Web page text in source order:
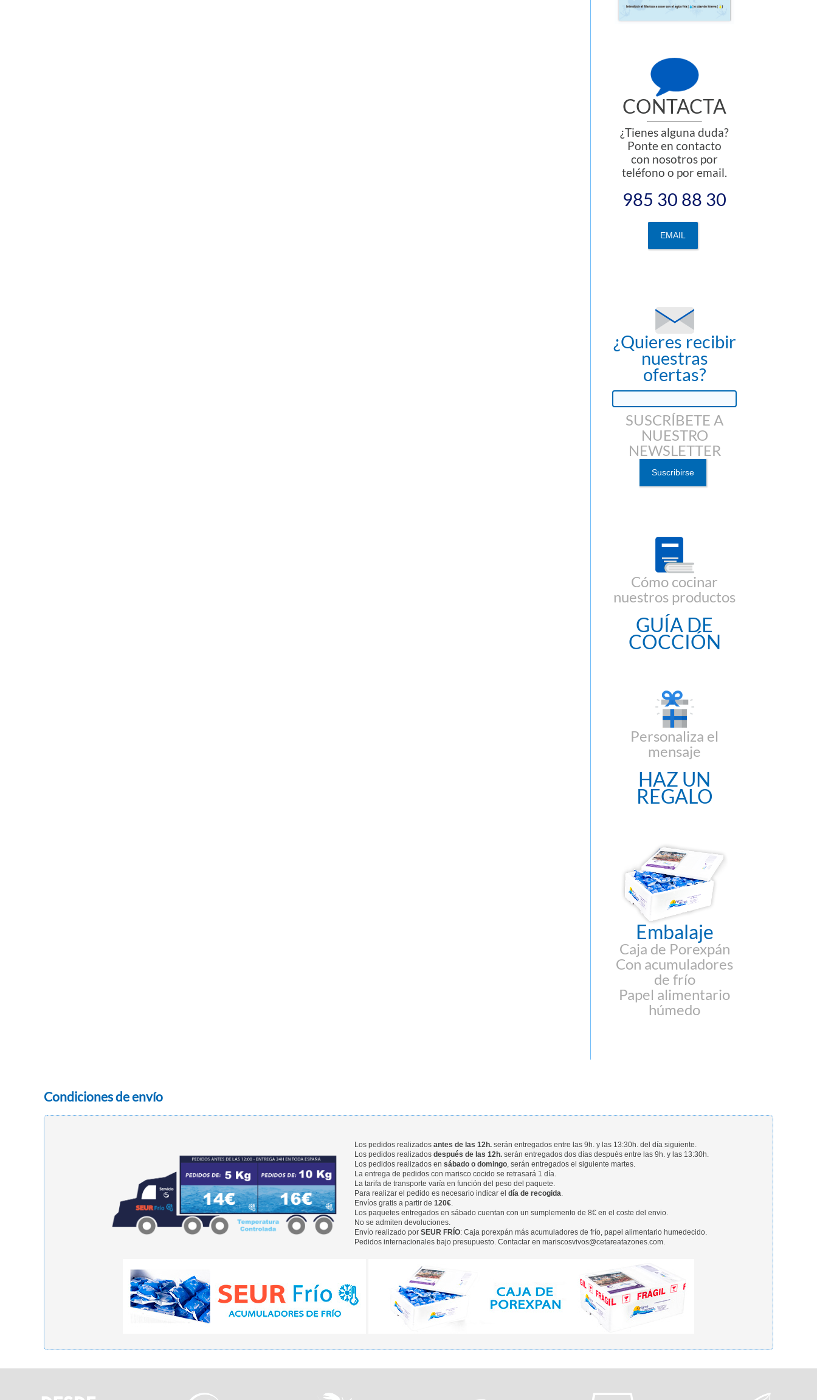
CONTACTA
¿Tienes alguna duda?
Ponte en contacto
con nosotros por
teléfono o por email.
985 30 88 30
EMAIL
¿Quieres recibir
nuestras
ofertas?
SUSCRÍBETE A
NUESTRO
NEWSLETTER
Cómo cocinar
nuestros productos
GUÍA DE
COCCIÓN
Personaliza el
mensaje
HAZ UN
REGALO
Embalaje
Caja de Porexpán
Con acumuladores
de frío
Papel alimentario
húmedo
Condiciones de envío
Los pedidos realizados antes de las 12h.serán entregados entre las 9h. y las 13:30h. del día siguiente.
Los pedidos realizados después de las 12h.serán entregados dos días después entre las 9h. y las 13:30h.
Los pedidos realizados en sábado o domingo, serán entregados el siguiente martes.
La entrega de pedidos con marisco cocido se retrasará 1 día.
La tarifa de transporte varía en función del peso del paquete.
Para realizar el pedido es necesario indicar el día de recogida.
Envíos gratis a partir de 120€.
Los paquetes entregados en sábado cuentan con un sumplemento de 8€ en el coste del envio.
No se admiten devoluciones.
Envío realizado por SEUR FRÍO: Caja porexpán más acumuladores de frío, papel alimentario humedecido.
Pedidos internacionales bajo presupuesto. Contactar en mariscosvivos@cetareatazones.com.